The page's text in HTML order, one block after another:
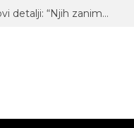
Ko moli za ulazak u “Elitu 10”? Isplivali novi detalji: “Njih zanima samo rijaliti”